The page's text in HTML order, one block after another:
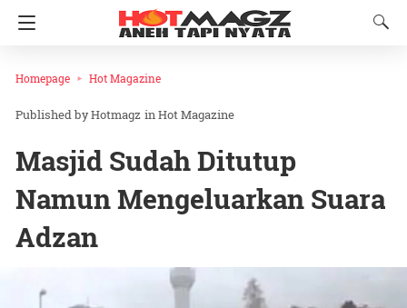
Homepage Hot Magazine
Hotmagz inHot Magazine
Masjid Sudah Ditutup
Namun Mengeluarkan Suara
Adzan